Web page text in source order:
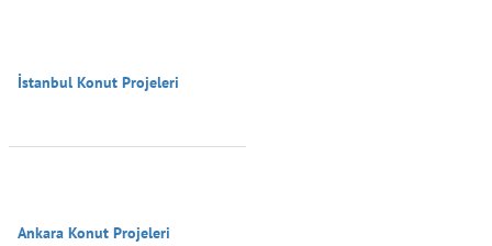
İstanbul Konut Projeleri
Ankara Konut Projeleri